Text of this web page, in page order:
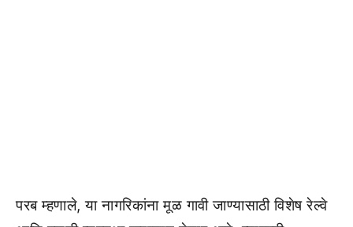
परब म्हणाले, या नागरिकांना मूळ गावी जाण्यासाठी विशेष रेल्वे